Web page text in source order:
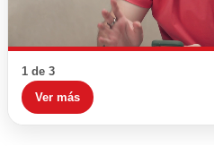
1 de 3
Ver más